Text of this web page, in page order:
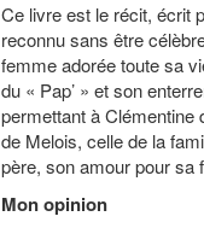
Ce livre est le récit, écrit
reconnu sans être
femme adorée toute sa
du « Pap’ » et son
permettant à
de Melois, celle de la
père, son amour pour sa
Mon opinion